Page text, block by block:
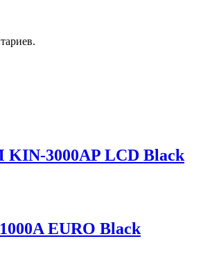
KIN-3000AP LCD Black
EURO Black